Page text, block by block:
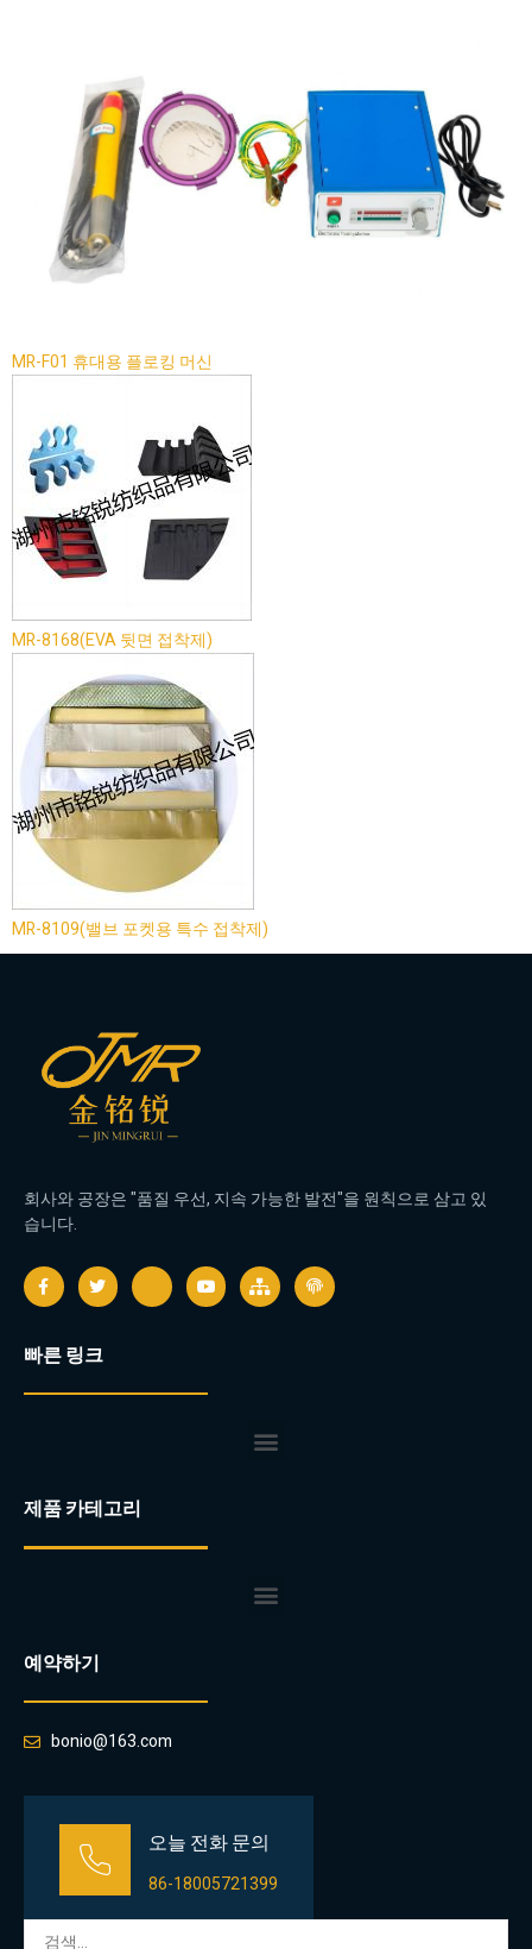
MR-F01 휴대용 플로킹 머신
MR-8168(EVA 뒷면 접착제)
MR-8109(밸브 포켓용 특수 접착제)
회사와 공장은 "품질 우선, 지속 가능한 발전"을 원칙으로 삼고 있
습니다.
빠른 링크
제품 카테고리
예약하기
bonio@163.com
오늘 전화 문의
86-18005721399